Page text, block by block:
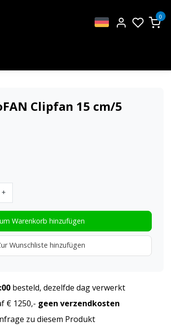
0
Clipfan 15 cm/5
+
Warenkorb hinzufügen
Wunschliste hinzufügen
besteld, dezelfde dag verwerkt
€ 1250,- geen verzendkosten
zu diesem Produkt